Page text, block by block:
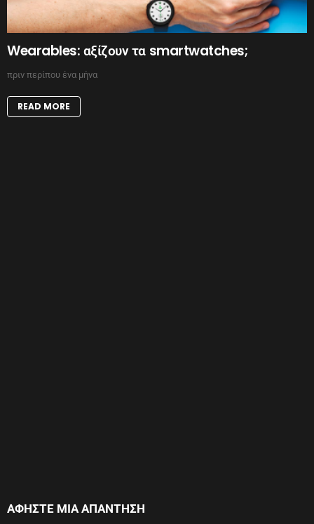
Wearables: αξίζουν τα smartwatches;
πριν περίπου ένα μήνα
READ MORE
ΑΦΉΣΤΕ ΜΙΑ ΑΠΆΝΤΗΣΗ